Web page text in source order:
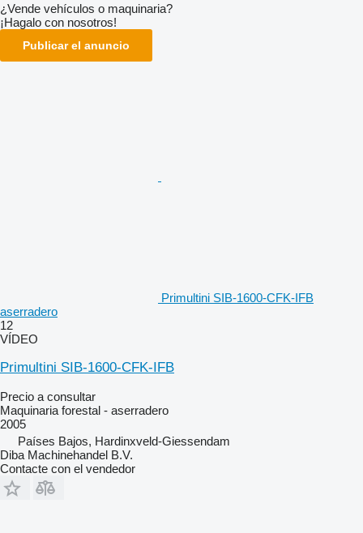
¿Vende vehículos o maquinaria?
¡Hagalo con nosotros!
Publicar el anuncio
Primultini SIB-1600-CFK-IFB
aserradero
12
VÍDEO
Primultini SIB-1600-CFK-IFB
Precio a consultar
Maquinaria forestal - aserradero
2005
Países Bajos, Hardinxveld-Giessendam
Diba Machinehandel B.V.
Contacte con el vendedor